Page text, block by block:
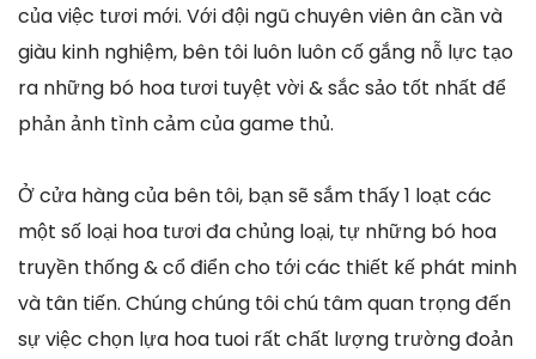
của việc tươi mới. Với đội ngũ chuyên viên ân cần và
giàu kinh nghiệm, bên tôi luôn luôn cố gắng nỗ lực tạo
ra những bó hoa tươi tuyệt vời & sắc sảo tốt nhất để
phản ảnh tình cảm của game thủ.
Ở cửa hàng của bên tôi, bạn sẽ sắm thấy 1 loạt các
một số loại hoa tươi đa chủng loại, tự những bó hoa
truyền thống & cổ điển cho tới các thiết kế phát minh
và tân tiến. Chúng chúng tôi chú tâm quan trọng đến
sự việc chọn lựa hoa tuoi rất chất lượng trường đoản